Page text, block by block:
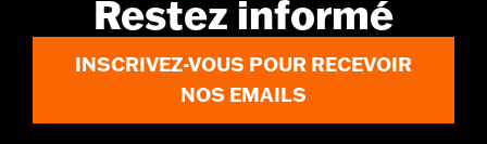
Restez informé
INSCRIVEZ-VOUS POUR RECEVOIR
NOS EMAILS